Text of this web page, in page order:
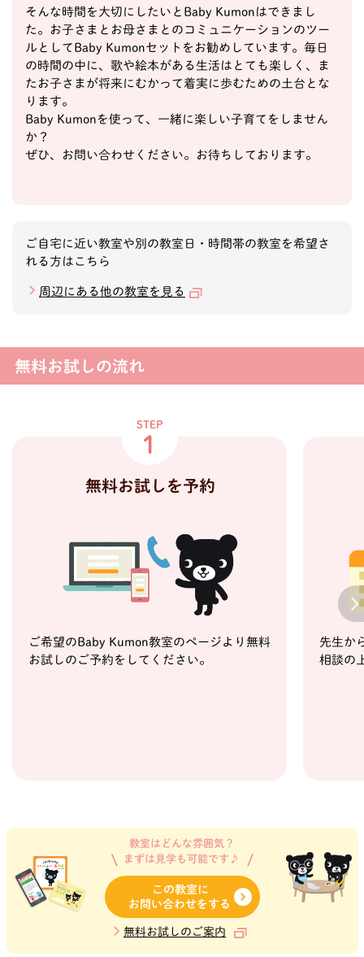
そんな時間を大切にしたいとBaby Kumonはできまし
た。お子さまとお母さまとのコミュニケーションのツー
ルとしてBaby Kumonセットをお勧めしています。毎日
の時間の中に、歌や絵本がある生活はとても楽しく、ま
たお子さまが将来にむかって着実に歩むための土台とな
ります。
Baby Kumonを使って、一緒に楽しい子育てをしません
か？
ぜひ、お問い合わせください。お待ちしております。
ご自宅に近い教室や別の教室日・時間帯の教室を希望さ
れる方はこちら
周辺にある他の教室を見る
無料お試しの流れ
STEP
1
無料お試しを予約
ご希望のBaby Kumon教室のページより無料
お試しのご予約をしてください。
先生か
相談の
教室はどんな雰囲気？
まずは見学も可能です♪
この教室に
お問い合わせをする
無料お試しのご案内